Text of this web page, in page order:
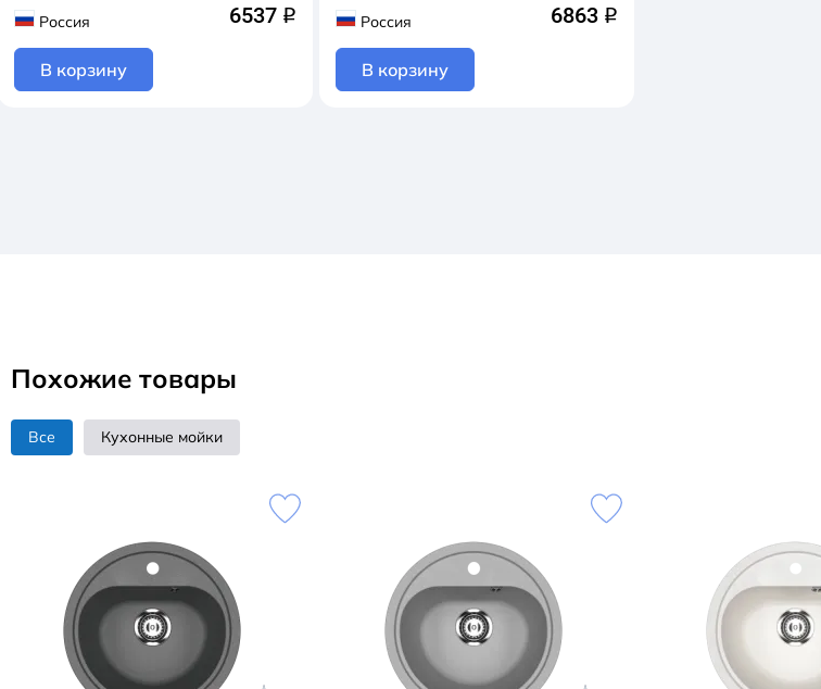
Россия 6537 q
В корзину
Россия 6863 q
В корзину
Похожие товары
Все Кухонные мойки